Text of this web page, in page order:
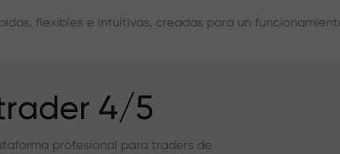
flexibles e intuitivas, creadas para un
4/5
profesional para traders de